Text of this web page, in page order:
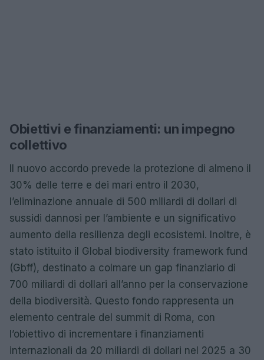
Obiettivi e finanziamenti: un impegno
collettivo
Il nuovo accordo prevede la protezione di almeno il
30% delle terre e dei mari entro il 2030,
l’eliminazione annuale di 500 miliardi di dollari di
sussidi dannosi per l’ambiente e un significativo
aumento della resilienza degli ecosistemi. Inoltre, è
stato istituito il Global biodiversity framework fund
(Gbff), destinato a colmare un gap finanziario di
700 miliardi di dollari all’anno per la conservazione
della biodiversità. Questo fondo rappresenta un
elemento centrale del summit di Roma, con
l’obiettivo di incrementare i finanziamenti
internazionali da 20 miliardi di dollari nel 2025 a 30